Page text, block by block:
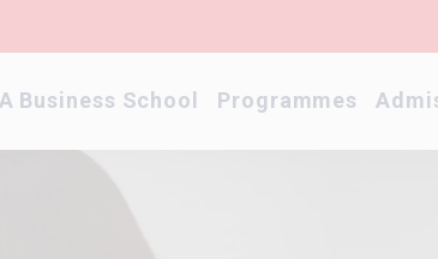
Business School Programmes